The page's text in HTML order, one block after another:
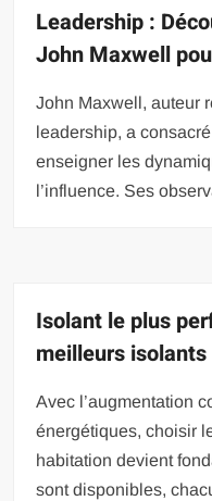
Leadership :
John Maxwell
John Maxwell, auteur
leadership, a
enseigner les
l’influence. Ses
Isolant le plus
meilleurs
Avec l’augmentation
énergétiques, choisir
habitation devient
sont disponibles,